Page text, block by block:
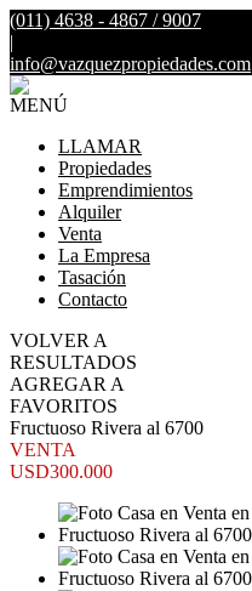
(011) 4638 - 4867 / 9007
|
info@vazquezpropiedades.com
MENÚ
LLAMAR
Propiedades
Emprendimientos
Alquiler
Venta
La Empresa
Tasación
Contacto
VOLVER A
RESULTADOS
AGREGAR A
FAVORITOS
Fructuoso Rivera al 6700
VENTA
USD300.000